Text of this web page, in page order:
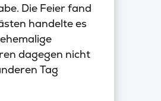
Die Feier fand
handelte es
dagegen nicht
Tag